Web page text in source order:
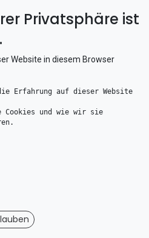
IV Set 7 Fuß 2,14m
Privatsphäre ist
Website in diesem Browser
Erfahrung auf dieser Website
Cookies und wie wir sie